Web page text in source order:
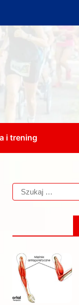
i trening